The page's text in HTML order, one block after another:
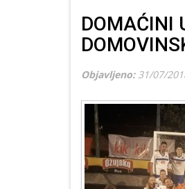
DOMAĆINI
Objavljeno: 31/07/